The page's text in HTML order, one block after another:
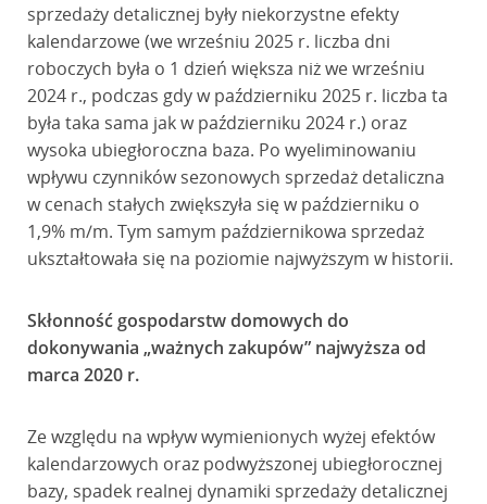
sprzedaży detalicznej były niekorzystne efekty
kalendarzowe (we wrześniu 2025 r. liczba dni
roboczych była o 1 dzień większa niż we wrześniu
2024 r., podczas gdy w październiku 2025 r. liczba ta
była taka sama jak w październiku 2024 r.) oraz
wysoka ubiegłoroczna baza. Po wyeliminowaniu
wpływu czynników sezonowych sprzedaż detaliczna
w cenach stałych zwiększyła się w październiku o
1,9% m/m. Tym samym październikowa sprzedaż
ukształtowała się na poziomie najwyższym w historii.
Skłonność gospodarstw domowych do
dokonywania „ważnych zakupów” najwyższa od
marca 2020 r.
Ze względu na wpływ wymienionych wyżej efektów
kalendarzowych oraz podwyższonej ubiegłorocznej
bazy, spadek realnej dynamiki sprzedaży detalicznej